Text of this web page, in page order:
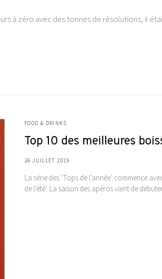
à zéro avec des tonnes de résolutions, il
FOOD & DRINKS
Top 10 des meilleures
26 JUILLET 2019
La série des ‘Tops de l’année‘ commence
de l’été’. La saison des apéros vient de